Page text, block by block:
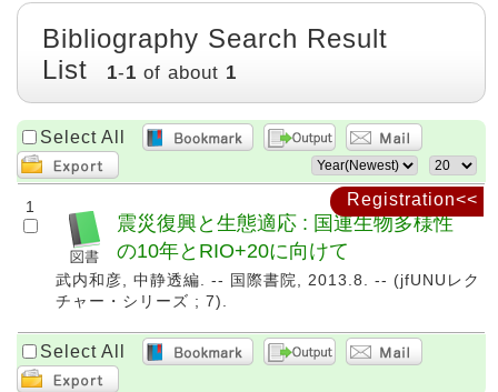
Registration<<
Bibliography Search Result
List
1-1 of about 1
Select All
1
震災復興と生態適応 : 国連生物多様性
の10年とRIO+20に向けて
武内和彦, 中静透編. -- 国際書院, 2013.8. -- (jfUNUレク
チャー・シリーズ ; 7).
Select All